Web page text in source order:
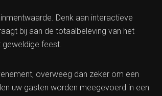
Denk aan interactieve
bij aan de totaalbeleving van het
feest.
overweeg dan zeker om een
uw gasten worden meegevoerd in een